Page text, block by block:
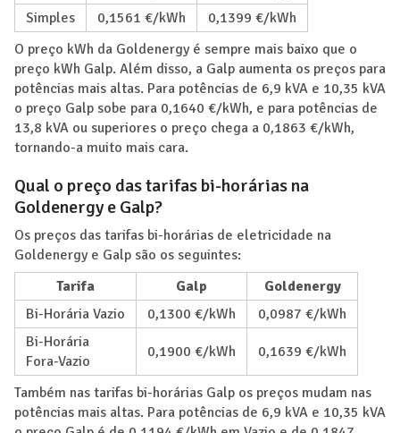
Simples
0,1561 €/kWh
0,1399 €/kWh
O preço kWh da Goldenergy é sempre mais baixo que o
preço kWh Galp. Além disso, a Galp aumenta os preços para
potências mais altas. Para potências de 6,9 kVA e 10,35 kVA
o preço Galp sobe para 0,1640 €/kWh, e para potências de
13,8 kVA ou superiores o preço chega a 0,1863 €/kWh,
tornando-a muito mais cara.
Qual o preço das tarifas bi-horárias na
Goldenergy e Galp?
Os preços das tarifas bi-horárias de eletricidade na
Goldenergy e Galp são os seguintes:
Tarifa
Galp
Goldenergy
Bi-Horária Vazio
0,1300 €/kWh
0,0987 €/kWh
Bi-Horária
Fora-Vazio
0,1900 €/kWh 0,1639 €/kWh
Também nas tarifas bi-horárias Galp os preços mudam nas
potências mais altas. Para potências de 6,9 kVA e 10,35 kVA